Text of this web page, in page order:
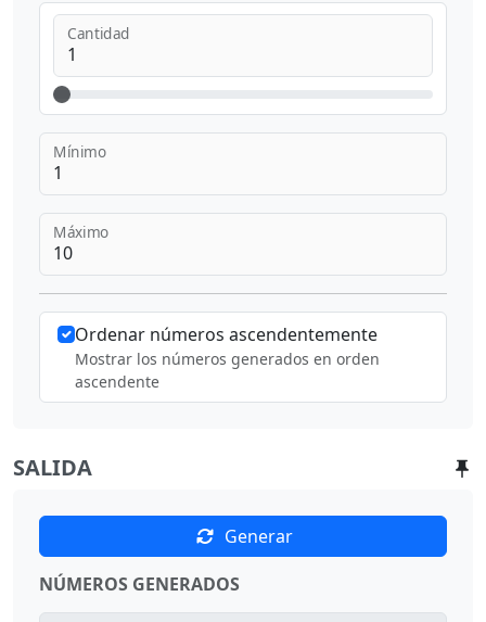
Cantidad
Mínimo
Máximo
Ordenar números ascendentemente
Mostrar los números generados en orden
ascendente
SALIDA
Generar
NÚMEROS GENERADOS